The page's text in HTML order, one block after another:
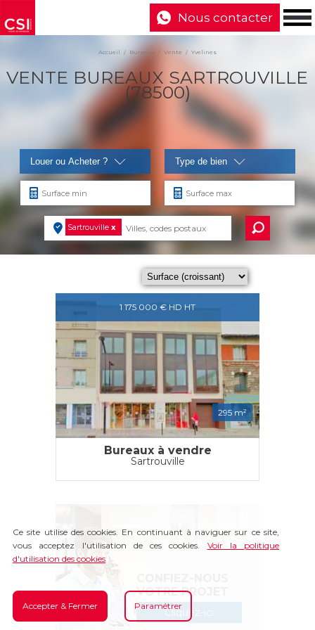
Nous contacter
Accueil Bureaux Vente Yvelines
VENTE BUREAUX SARTROUVILLE
(78500)
Louer ou Acheter ? Type de bien
Sartrouville x
1 175 000 € HD HT
295 m²
Bureaux à vendre
Sartrouville
VOTRE PROJET
Cliquez-ici
Ce site utilise des cookies. En continuant à naviguer sur ce site,
vous acceptez l'utilisation de ces cookies. Voir la politique
d'utilisation des cookies
Accepter & Fermer Paramétrer